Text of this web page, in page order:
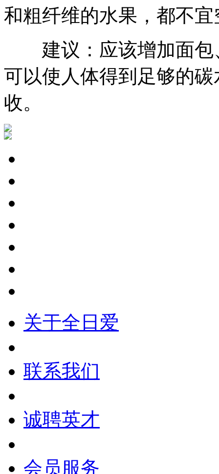
和粗纤维的水果，都不
建议：应该增加面包
可以使人体得到足够的
收。
关于全日爱
联系我们
诚聘英才
会员服务